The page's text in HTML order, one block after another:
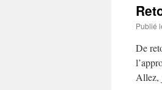
Publié
De
Allez,